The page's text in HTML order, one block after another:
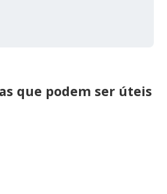
que podem ser úteis